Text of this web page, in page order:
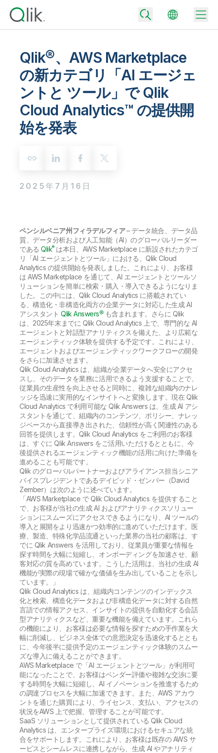
製品関連
事業所 / 連絡先
Back
Talend
Back
Qlik が選ばれる理由
データをビジネス成果へ
テクノロジーパートナーとの連携
Back
データ統合
データ分析と AI
すべての製品
Back
適切なデータ統合プランで、信頼できるデータを迅速に提供し、よりスマー
データ分析の価格
Back
イベント / Web セミナー
リソースライブラリ
Qlik®、AWS Marketplace
の新カテゴリ「AI エージェ
ントと ツール」で Qlik
Cloud Analytics™ の提供開
始を発表
2025年7月16日
ペンシルベニア州フィラデルフィア– データ統合、データ品
質、データ分析および人工知能（AI）のグローバルリーダー
であるQlik®は本日、AWS Marketplace に新設されたカテゴ
リ「AI エージェントとツール」における、Qlik Cloud
Analytics の提供開始を発表しました。これにより、お客様
は AWS Marketplace を通じて、AI エージェントとツールソ
リューションを簡単に検索・購入・導入できるようになりま
した。この中には、Qlik Cloud Analytics に搭載されてい
る、構造化・非構造化両方の企業データに対応した生成 AI
アシスタントQlik Answers®も含まれます。さらに Qlik
は、2025年末までに Qlik Cloud Analytics 上で、専門的な AI
エージェントと対話型アナリティクスを備えた、より広範な
エージェンティック体験を提供する予定です。これにより、
エージェントおよびエージェンティックワークフローの開発
をさらに加速させます。
Qlik Cloud Analytics は、組織が企業データへ安全にアクセ
スし、そのデータを業務に活用できるよう支援することで、
従業員の生産性を向上させると同時に、複雑な組織内のナレ
ッジを迅速に実用的なインサイトへと変換します。現在 Qlik
Cloud Analytics で利用可能な Qlik Answers は、生成 AI アシ
スタントを通じて、組織内のコンテンツ、ポリシー、ナレッ
ジベースから直接導き出された、信頼性が高く関連性のある
回答を提供します。Qlik Cloud Analytics をご利用のお客様
は、すぐに Qlik Answers をご活用いただけるとともに、今
後提供されるエージェンティック機能の活用に向けた準備を
進めることも可能です。
Qlik のグローバルパートナーおよびアライアンス担当シニア
バイスプレジデントであるデイビッド・ゼンバー（David
Zember）は次のように述べています。
「AWS Marketplace で Qlik Cloud Analytics を提供すること
で、お客様が当社の生成 AI およびアナリティクスソリュー
ションにスムーズにアクセスできるようになり、AI ツールの
導入と展開をより迅速かつ効率的に進めていただけます。医
療、製造、特殊化学品流通といった業界の当社の顧客は、す
でに Qlik Answers を活用しており、従業員が重要な情報を
探す時間を大幅に短縮し、オンボーディングを加速させ、顧
客対応の質を高めています。こうした活用は、当社の生成 AI
機能が実際の現場で確かな価値を生み出していることを示し
ています。」
Qlik Cloud Analytics は、組織内コンテンツのインデックス
化と検索、構造化データおよび非構造化データに対する自然
言語での情報アクセス、インサイトの提供を自動化する会話
型アナリティクスなど、重要な機能を備えています。これら
の機能により、お客様は必要な情報を探すための手作業を大
幅に削減し、ビジネス全体での意思決定を迅速化するととも
に、今年後半に提供予定のエージェンティック体験のスムー
ズな導入に備えることができます。
AWS Marketplace で「AI エージェントとツール」が利用可
能になったことで、お客様はベンダー評価や複雑な交渉に要
する時間を大幅に短縮し、AI イノベーションを推進するため
の調達プロセスを大幅に加速できます。また、AWS アカウ
ントを通じた購買により、ライセンス、支払い、アクセスの
状況をAWS 上で把握、管理することが可能です。
SaaS ソリューションとして提供されている Qlik Cloud
Analytics は、エンタープライズ環境におけるセキュアな統
合をサポートします。これにより、お客様は既存の AWS サ
ービスとシームレスに連携しながら、生成 AI やアナリティ